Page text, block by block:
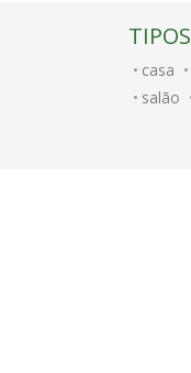
TIPOS
casa
salão